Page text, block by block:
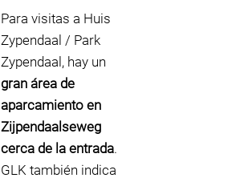
Para visitas a Huis
Zypendaal / Park
Zypendaal, hay un
gran área de
aparcamiento en
Zijpendaalseweg
cerca de la entrada.
GLK también indica